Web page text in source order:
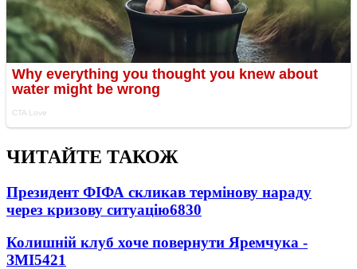
ЧИТАЙТЕ ТАКОЖ
Президент ФІФА скликав термінову нараду
через кризову ситуацію6830
Колишній клуб хоче повернути Яремчука -
ЗМІ5421